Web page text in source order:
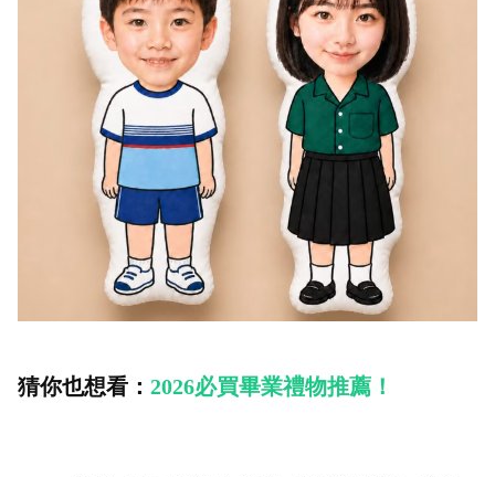
猜你也想看： 2026必買畢業禮物推薦！